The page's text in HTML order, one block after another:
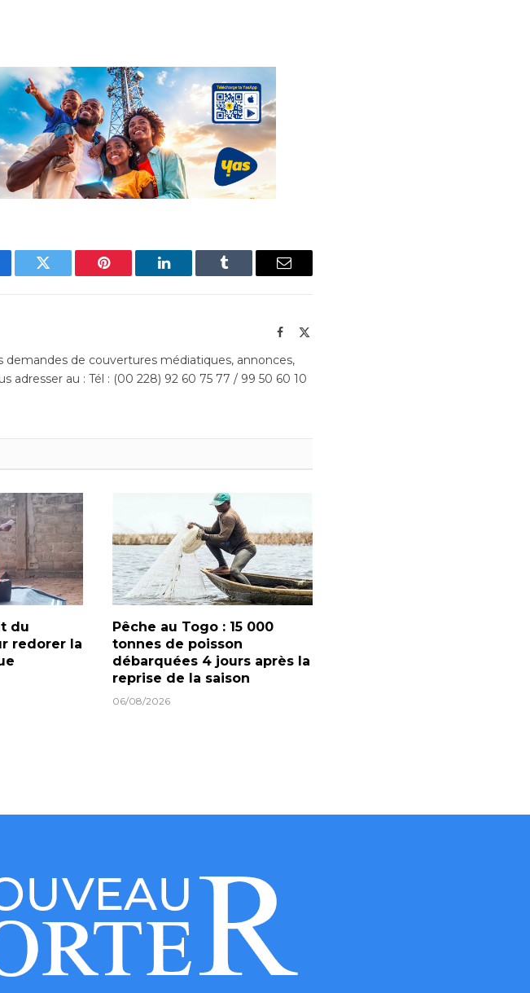
Twitter Pinterest LinkedIn Tumblr Email
Facebook
de couvertures médiatiques, annonces,
au : Tél : (00 228) 92 60 75 77 / 99 50 60 10
du
redorer la
Pêche au Togo : 15 000
tonnes de poisson
débarquées 4 jours après la
reprise de la saison
06/08/2026